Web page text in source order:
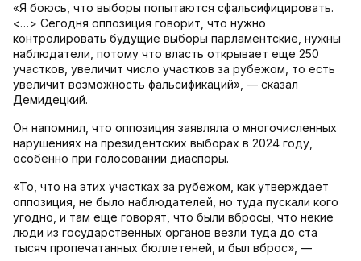
«Я боюсь, что выборы попытаются сфальсифицировать.
<…> Сегодня оппозиция говорит, что нужно
контролировать будущие выборы парламентские, нужны
наблюдатели, потому что власть открывает еще 250
участков, увеличит число участков за рубежом, то есть
увеличит возможность фальсификаций», — сказал
Демидецкий.
Он напомнил, что оппозиция заявляла о многочисленных
нарушениях на президентских выборах в 2024 году,
особенно при голосовании диаспоры.
«То, что на этих участках за рубежом, как утверждает
оппозиция, не было наблюдателей, но туда пускали кого
угодно, и там еще говорят, что были вбросы, что некие
люди из государственных органов везли туда до ста
тысяч пропечатанных бюллетеней, и был вброс», —